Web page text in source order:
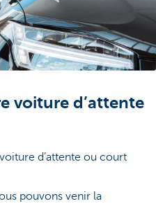
voiture d’attente
d’attente ou court
pouvons venir la